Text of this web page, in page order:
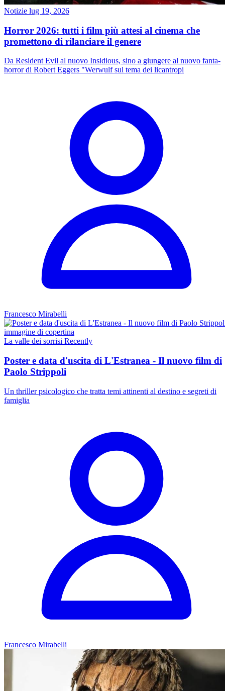
Notizie lug 19, 2026
Horror 2026: tutti i film più attesi al cinema che
promettono di rilanciare il genere
Da Resident Evil al nuovo Insidious, sino a giungere al nuovo fanta-
horror di Robert Eggers "Werwulf sul tema dei licantropi
Francesco Mirabelli
La valle dei sorrisi Recently
Poster e data d'uscita di L'Estranea - Il nuovo film di
Paolo Strippoli
Un thriller psicologico che tratta temi attinenti al destino e segreti di
famiglia
Francesco Mirabelli